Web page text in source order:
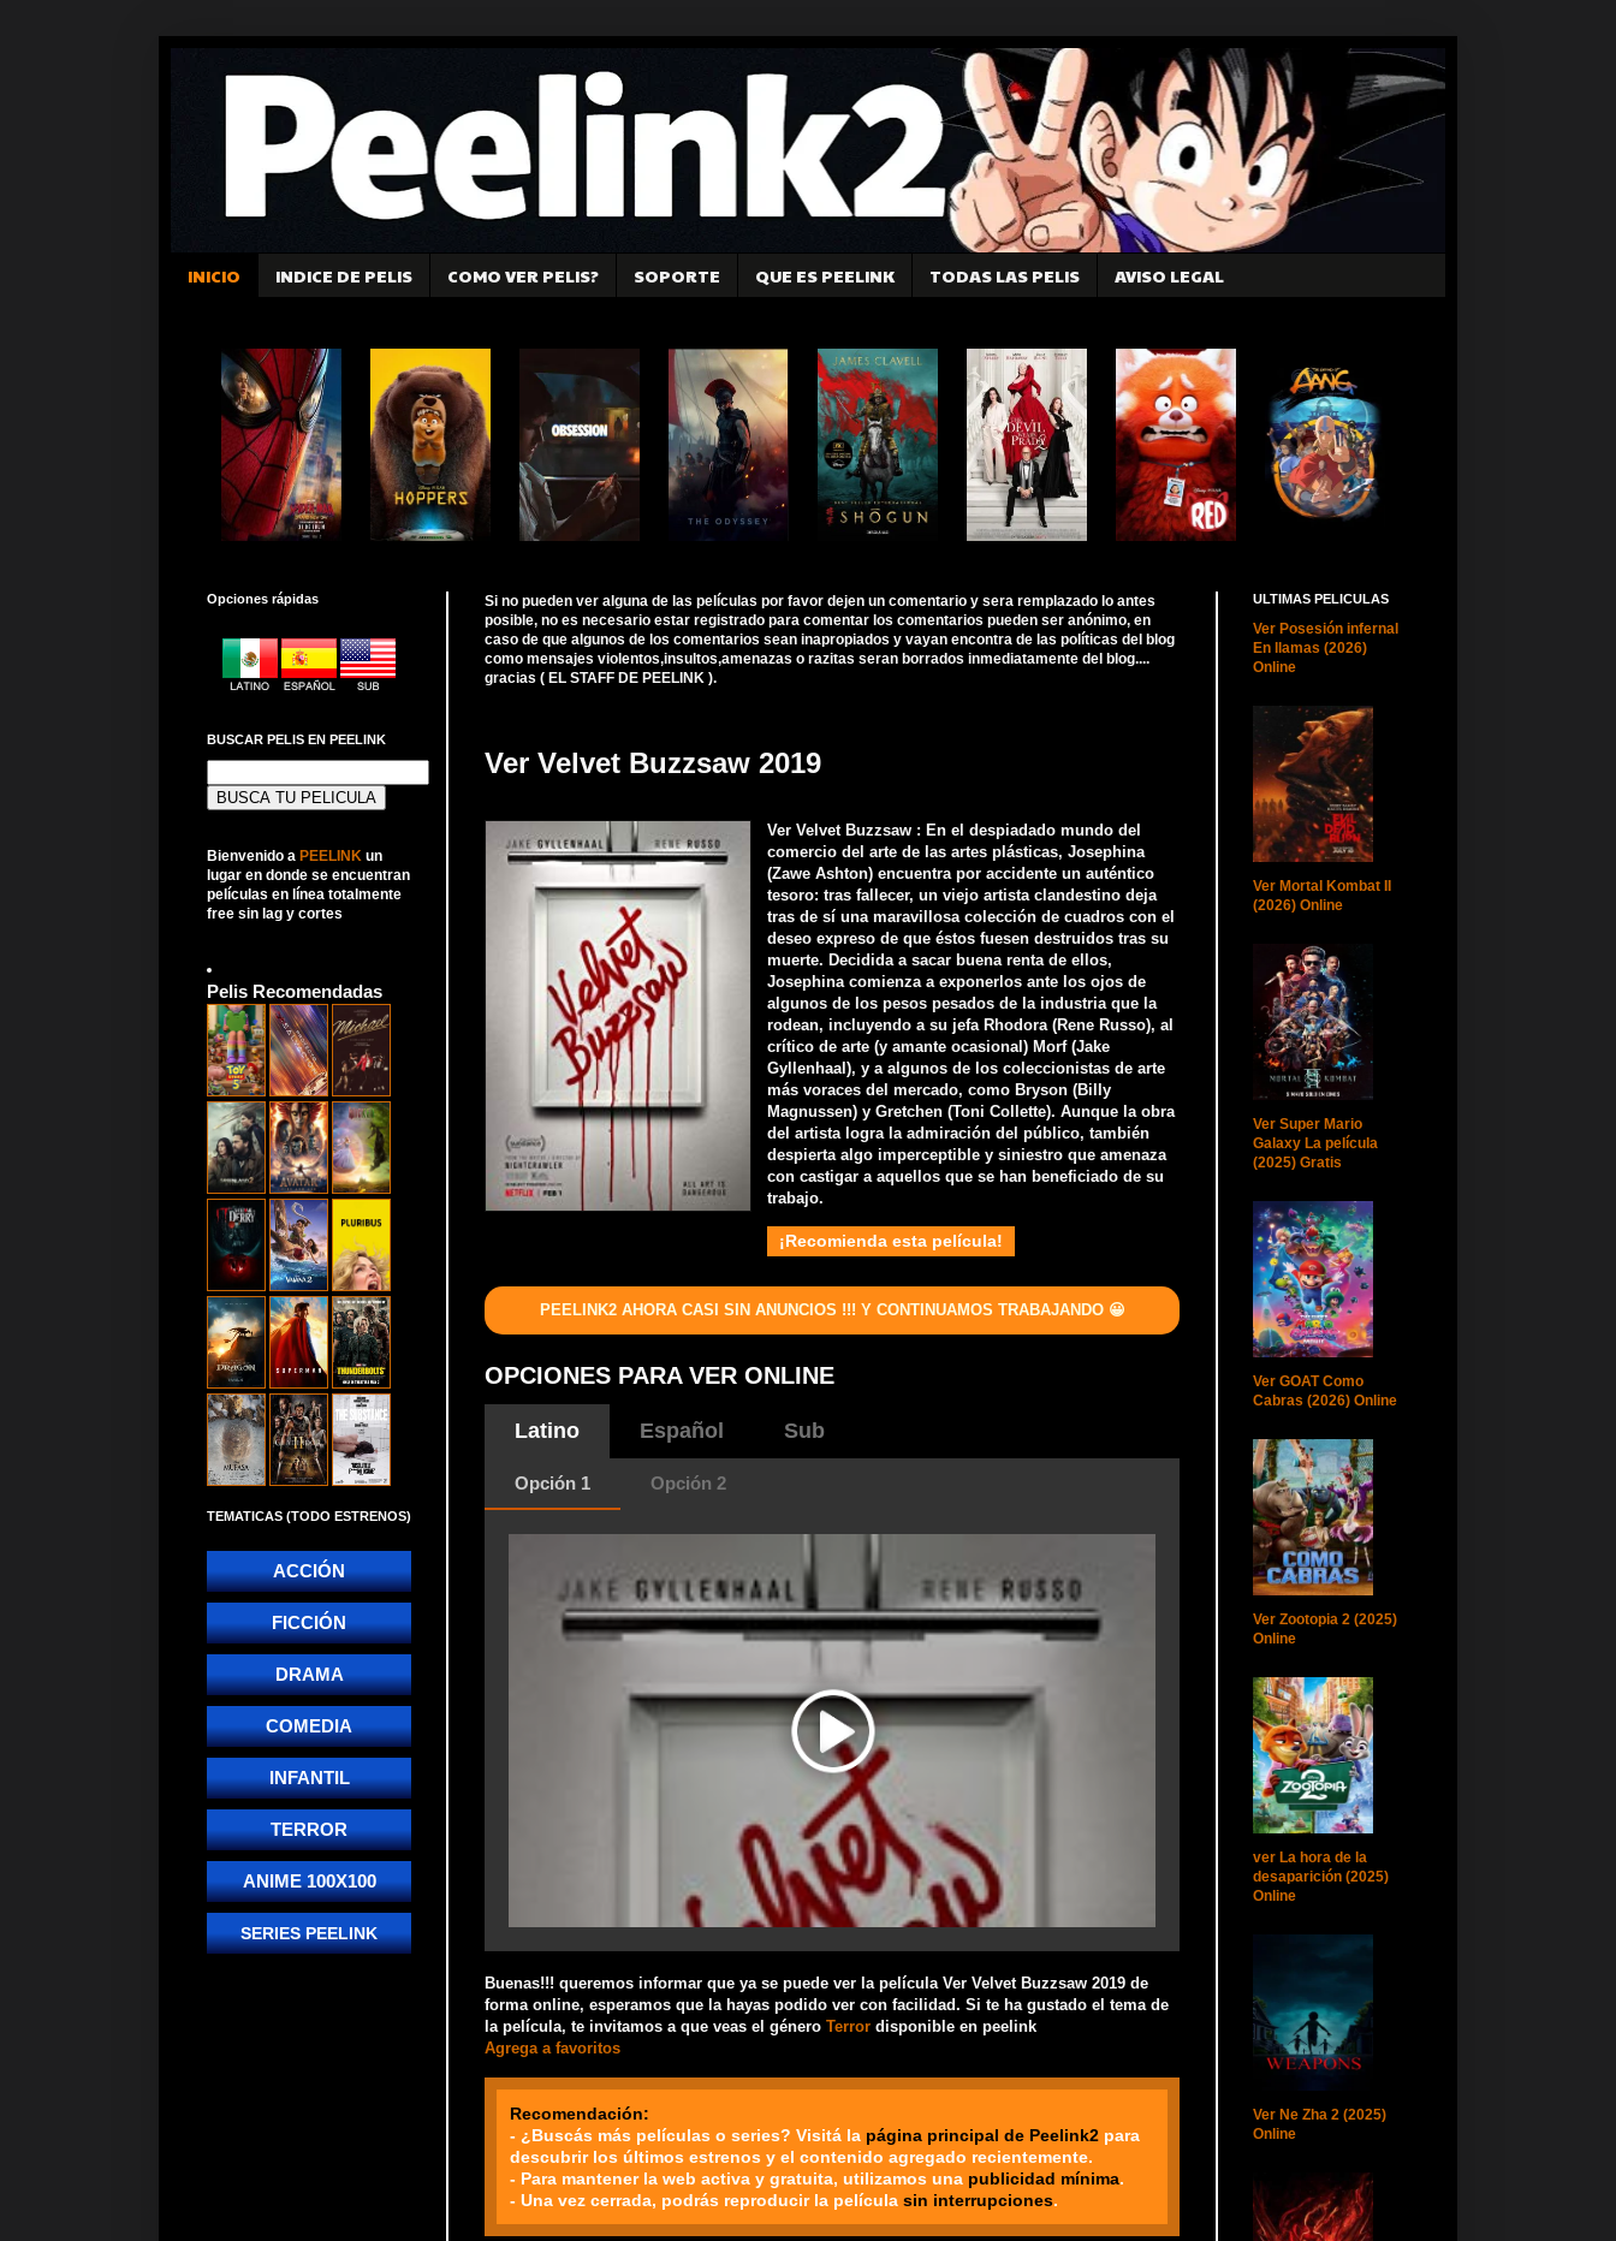
INICIO INDICE DE PELIS COMO VER PELIS? SOPORTE QUE ES PEELINK TODAS LAS PELIS AVISO LEGAL
Si no pueden ver alguna de las películas por favor dejen un comentario y sera remplazado lo antes
posible, no es necesario estar registrado para comentar los comentarios pueden ser anónimo, en
caso de que algunos de los comentarios sean inapropiados y vayan encontra de las políticas del blog
como mensajes violentos,insultos,amenazas o razitas seran borrados inmediatamente del blog....
gracias ( EL STAFF DE PEELINK ).
Ver Velvet Buzzsaw 2019
Ver Velvet Buzzsaw : En el despiadado mundo del
comercio del arte de las artes plásticas, Josephina
(Zawe Ashton) encuentra por accidente un auténtico
tesoro: tras fallecer, un viejo artista clandestino deja
tras de sí una maravillosa colección de cuadros con el
deseo expreso de que éstos fuesen destruidos tras su
muerte. Decidida a sacar buena renta de ellos,
Josephina comienza a exponerlos ante los ojos de
algunos de los pesos pesados de la industria que la
rodean, incluyendo a su jefa Rhodora (Rene Russo), al
crítico de arte (y amante ocasional) Morf (Jake
Gyllenhaal), y a algunos de los coleccionistas de arte
más voraces del mercado, como Bryson (Billy
Magnussen) y Gretchen (Toni Collette). Aunque la obra
del artista logra la admiración del público, también
despierta algo imperceptible y siniestro que amenaza
con castigar a aquellos que se han beneficiado de su
trabajo.
¡Recomienda esta película!
PEELINK2 AHORA CASI SIN ANUNCIOS !!! Y CONTINUAMOS TRABAJANDO 😀
OPCIONES PARA VER ONLINE
Latino Español Sub
Opción 1 Opción 2
Buenas!!! queremos informar que ya se puede ver la película Ver Velvet Buzzsaw 2019 de
forma online, esperamos que la hayas podido ver con facilidad. Si te ha gustado el tema de
la película, te invitamos a que veas el género Terror disponible en peelink
Agrega a favoritos
Recomendación:
- ¿Buscás más películas o series? Visitá la página principal de Peelink2 para
descubrir los últimos estrenos y el contenido agregado recientemente.
- Para mantener la web activa y gratuita, utilizamos una publicidad mínima.
- Una vez cerrada, podrás reproducir la película sin interrupciones.
Opciones rápidas
BUSCAR PELIS EN PEELINK
Bienvenido a PEELINK un
lugar en donde se encuentran
películas en línea totalmente
free sin lag y cortes
Pelis Recomendadas
TEMATICAS (TODO ESTRENOS)
ACCIÓN
FICCIÓN
DRAMA
COMEDIA
INFANTIL
TERROR
ANIME 100X100
SERIES PEELINK
ULTIMAS PELICULAS
Ver Posesión infernal
En llamas (2026)
Online
Ver Mortal Kombat II
(2026) Online
Ver Super Mario
Galaxy La película
(2025) Gratis
Ver GOAT Como
Cabras (2026) Online
Ver Zootopia 2 (2025)
Online
ver La hora de la
desaparición (2025)
Online
Ver Ne Zha 2 (2025)
Online